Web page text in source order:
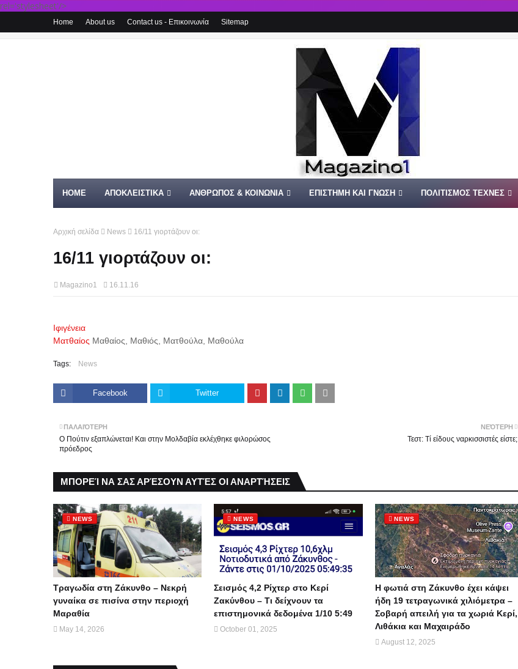
rel='stylesheet'/>
Home About us Contact us - Επικοινωνία Sitemap
HOME ΑΠΟΚΛΕΙΣΤΙΚΑ ΑΝΘΡΩΠΟΣ & ΚΟΙΝΩΝΙΑ ΕΠΙΣΤΗΜΗ ΚΑΙ ΓΝΩΣΗ ΠΟΛΙΤΙΣΜΟΣ ΤΕΧΝΕΣ
Αρχική σελίδα News 16/11 γιορτάζουν οι:
16/11 γιορτάζουν οι:
Magazino1 16.11.16
Ιφιγένεια
Ματθαίος Μαθαίος, Μαθιός, Ματθούλα, Μαθούλα
Tags: News
Facebook Twitter
ΝΕΌΤΕΡΗ
Τεστ: Τί είδους ναρκισσιστές είστε;
ΠΑΛΑΙΌΤΕΡΗ
Ο Πούτιν εξαπλώνεται! Και στην Μολδαβία εκλέχθηκε φιλορώσος
πρόεδρος
ΜΠΟΡΕΊ ΝΑ ΣΑΣ ΑΡΈΣΟΥΝ ΑΥΤΈΣ ΟΙ ΑΝΑΡΤΉΣΕΙΣ
NEWS
Τραγωδία στη Ζάκυνθο – Νεκρή
γυναίκα σε πισίνα στην περιοχή
Μαραθία
May 14, 2026
NEWS
Σεισμός 4,2 Ρίχτερ στο Κερί
Ζακύνθου – Τι δείχνουν τα
επιστημονικά δεδομένα 1/10 5:49
October 01, 2025
NEWS
Η φωτιά στη Ζάκυνθο έχει κάψει
ήδη 19 τετραγωνικά χιλιόμετρα –
Σοβαρή απειλή για τα χωριά Κερί,
Λιθάκια και Μαχαιράδο
August 12, 2025